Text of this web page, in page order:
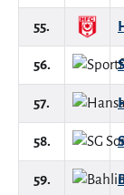
55.
56.
57.
58.
59.